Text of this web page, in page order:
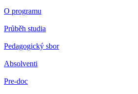
O programu
Průběh studia
Pedagogický sbor
Absolventi
Pre-doc